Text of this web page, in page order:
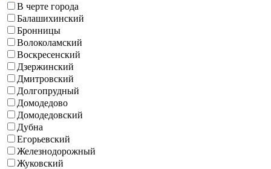
B черте города
Балашихинский
Бронницы
Волоколамский
Воскресенский
Дзержинский
Дмитровский
Долгопрудный
Домодедово
Домодедовский
Дубна
Егорьевский
Железнодорожный
Жуковский